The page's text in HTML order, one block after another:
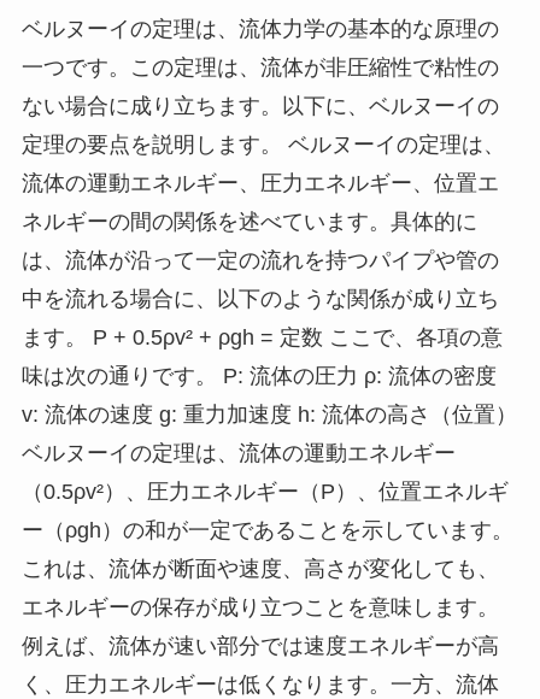
ベルヌーイの定理は、流体力学の基本的な原理の
一つです。この定理は、流体が非圧縮性で粘性の
ない場合に成り立ちます。以下に、ベルヌーイの
定理の要点を説明します。 ベルヌーイの定理は、
流体の運動エネルギー、圧力エネルギー、位置エ
ネルギーの間の関係を述べています。具体的に
は、流体が沿って一定の流れを持つパイプや管の
中を流れる場合に、以下のような関係が成り立ち
ます。 P + 0.5ρv² + ρgh = 定数 ここで、各項の意
味は次の通りです。 P: 流体の圧力 ρ: 流体の密度
v: 流体の速度 g: 重力加速度 h: 流体の高さ（位置）
ベルヌーイの定理は、流体の運動エネルギー
（0.5ρv²）、圧力エネルギー（P）、位置エネルギ
ー（ρgh）の和が一定であることを示しています。
これは、流体が断面や速度、高さが変化しても、
エネルギーの保存が成り立つことを意味します。
例えば、流体が速い部分では速度エネルギーが高
く、圧力エネルギーは低くなります。一方、流体